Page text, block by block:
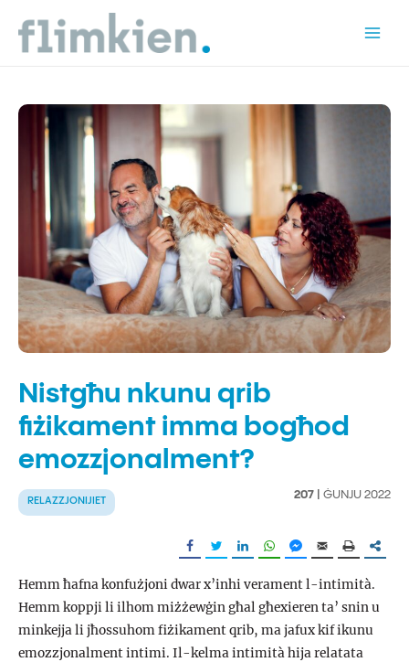
content
Nistgħu nkunu qrib
fiżikament imma bogħod
emozzjonalment?
RELAZZJONIJIET 207 | ĠUNJU 2022
Hemm ħafna konfużjoni dwar x’inhi verament l-intimità.
Hemm koppji li ilhom miżżewġin għal għexieren ta’ snin u
minkejja li jħossuhom fiżikament qrib, ma jafux kif ikunu
emozzjonalment intimi. Il-kelma intimità hija relatata